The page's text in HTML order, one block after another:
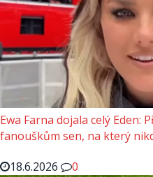
Ewa Farna dojala celý Eden:
fanouškům sen, na který
18.6.2026
0